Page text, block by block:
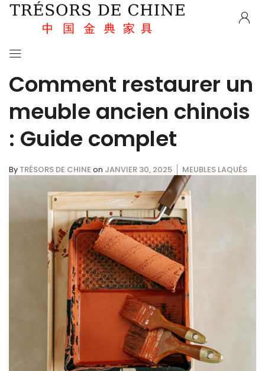
Comment restaurer un
meuble ancien chinois
: Guide complet
By TRÉSORS DE CHINE on JANVIER 30, 2025 MEUBLES LAQUÉS